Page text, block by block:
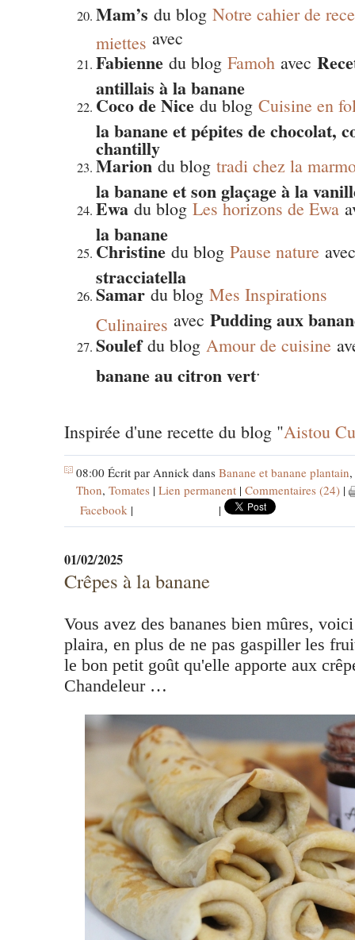
Mam’s du blog Notre cahier de
miettes avec
Fabienne du blog Famoh avec
antillais à la banane
Coco de Nice du blog Cuisine en
la banane et pépites de chocolat,
chantilly
Mariondu blog tradi chez la
la banane et son glaçage à la
Ewa du blog Les horizons de Ewa
la banane
Christine du blog Pause nature
stracciatella
Samar du blog Mes Inspirations
Culinaires avec Pudding aux
Soulefdu blog Amour de cuisine
banane au citron vert.
Inspirée d'une recette du blog "Aistou
08:00 Écrit par Annick dans Banane et banane plantain,
Thon, Tomates | Lien permanent | Commentaires (24) |
Facebook | |
01/02/2025
Crêpes à la banane
Vous avez des bananes bien mûres,
plaira, en plus de ne pas gaspiller les
le bon petit goût qu'elle apporte aux
Chandeleur …